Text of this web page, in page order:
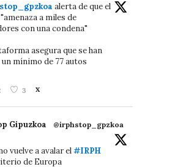
alerta de que el
a miles de
con una condena"
asegura que se han
mínimo de 77 autos
3 X
Gipuzkoa
@irphstop_gpzkoa
vuelve a avalar el#IRPH
de Europa